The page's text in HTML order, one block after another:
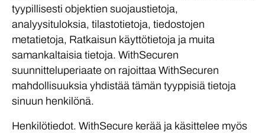
tyypillisesti objektien suojaustietoja,
analyysituloksia, tilastotietoja, tiedostojen
metatietoja, Ratkaisun käyttötietoja ja muita
samankaltaisia tietoja. WithSecuren
suunnitteluperiaate on rajoittaa WithSecuren
mahdollisuuksia yhdistää tämän tyyppisiä tietoja
sinuun henkilönä.
Henkilötiedot. WithSecure kerää ja käsittelee myös